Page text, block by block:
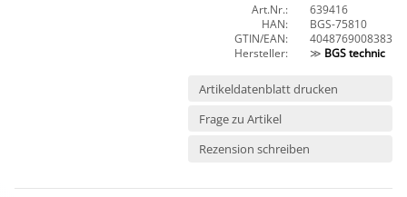
Art.Nr.:
639416
HAN:
BGS-75810
GTIN/EAN:
4048769008383
Hersteller:
≫ BGS technic
Artikeldatenblatt drucken
Frage zu Artikel
Rezension schreiben